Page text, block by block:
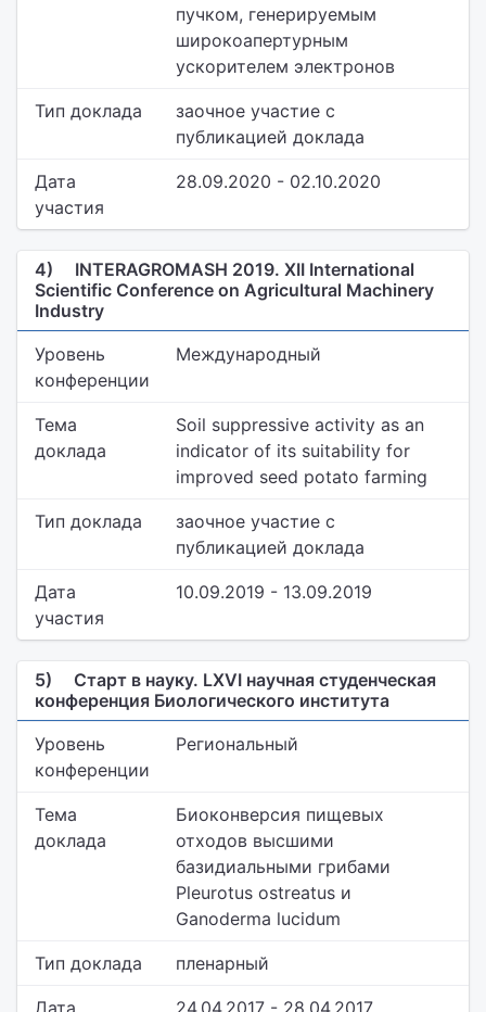
пучком, генерируемым
широкоапертурным
ускорителем электронов
Тип доклада
заочное участие с
публикацией доклада
Дата
участия
28.09.2020 - 02.10.2020
4)
INTERAGROMASH 2019. XII International
Scientific Conference on Agricultural Machinery
Industry
Уровень
конференции
Международный
Тема
доклада
Soil suppressive activity as an
indicator of its suitability for
improved seed potato farming
Тип доклада
заочное участие с
публикацией доклада
Дата
участия
10.09.2019 - 13.09.2019
5)
Старт в науку. LXVI научная студенческая
конференция Биологического института
Уровень
конференции
Региональный
Тема
доклада
Биоконверсия пищевых
отходов высшими
базидиальными грибами
Pleurotus ostreatus и
Ganoderma lucidum
Тип доклада пленарный
Дата 24.04.2017 - 28.04.2017